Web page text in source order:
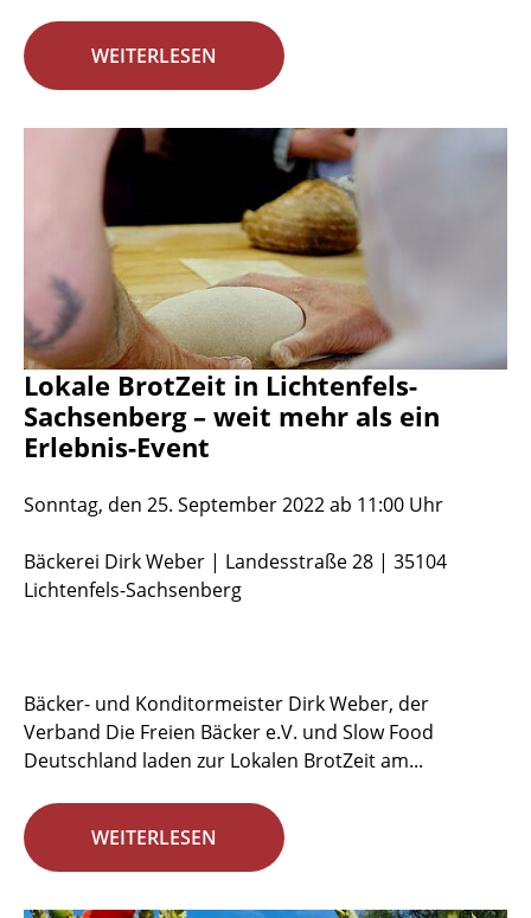
WEITERLESEN
Lokale BrotZeit in Lichtenfels-
Sachsenberg – weit mehr als ein
Erlebnis-Event
Sonntag, den 25. September 2022 ab 11:00 Uhr
Bäckerei Dirk Weber | Landesstraße 28 | 35104
Lichtenfels-Sachsenberg
Bäcker- und Konditormeister Dirk Weber, der
Verband Die Freien Bäcker e.V. und Slow Food
Deutschland laden zur Lokalen BrotZeit am...
WEITERLESEN